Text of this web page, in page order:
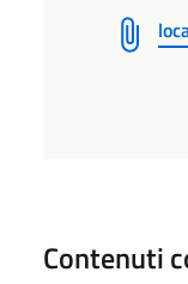
Contenuti